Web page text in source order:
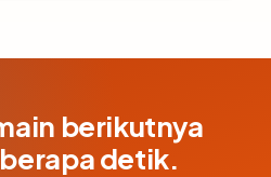
berikutnya
detik.